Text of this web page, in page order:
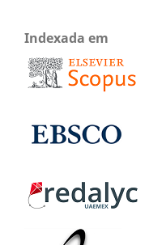
Indexada em